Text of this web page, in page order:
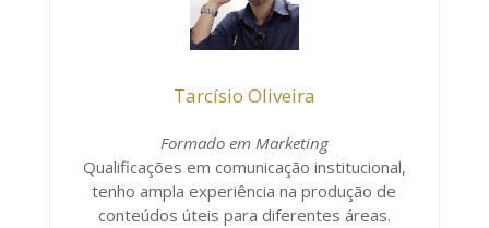
Tarcísio Oliveira
Formado em Marketing
Qualificações em comunicação institucional,
tenho ampla experiência na produção de
conteúdos úteis para diferentes áreas.